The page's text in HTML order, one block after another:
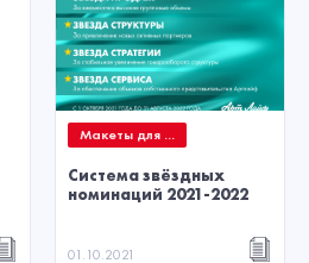
Макеты для ...
Система звёздных
номинаций 2021-2022
01.10.2021